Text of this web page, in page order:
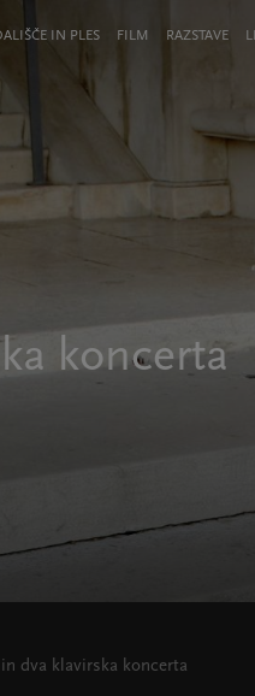
IN PLES FILM RAZSTAVE
koncerta
dva klavirska koncerta